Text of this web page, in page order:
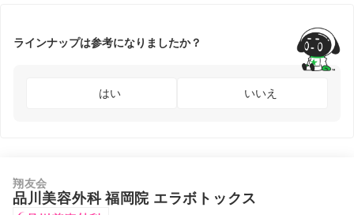
ラインナップは参考になりましたか？
はい いいえ
翔友会
品川美容外科 福岡院 エラボトックス